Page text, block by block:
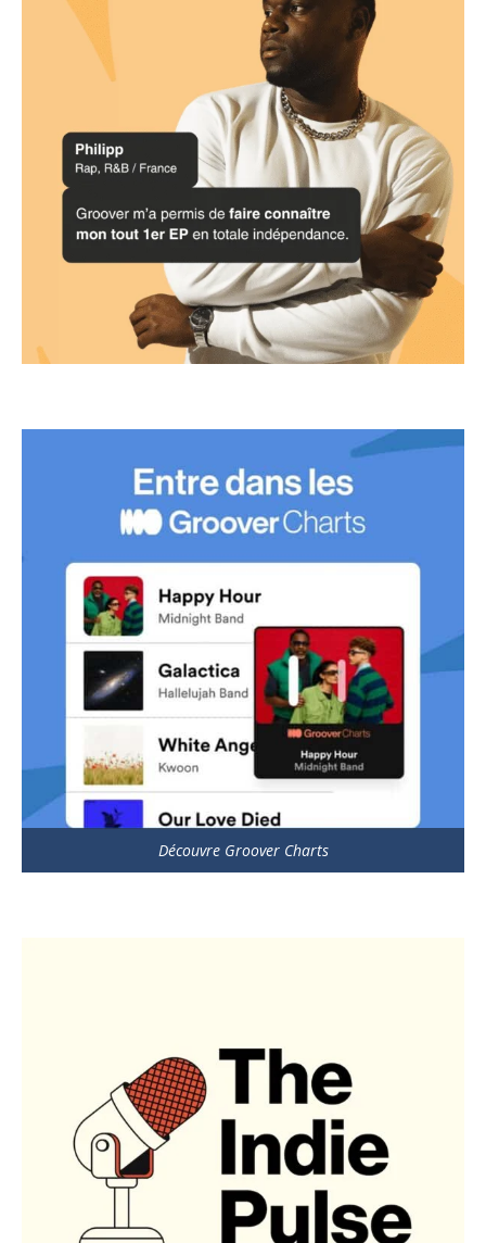
Découvre Groover Charts